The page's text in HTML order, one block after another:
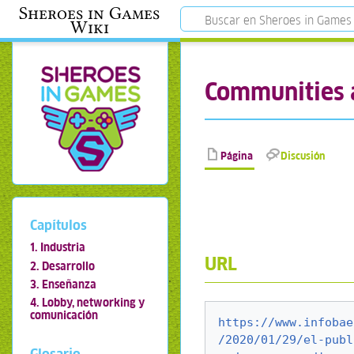
Sheroes in Games
Wiki
Página Discusión
URL
https://
/2020/01/29/el-
Capítulos
1. Industria
2. Desarrollo
3. Enseñanza
4. Lobby, networking y
comunicación